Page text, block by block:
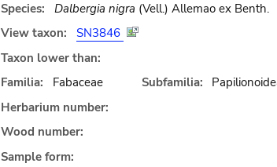
Species: Dalbergia nigra (Vell.) Allemao ex Benth.
View taxon:
SN3846
Taxon lower than:
Familia:
Fabaceae Subfamilia:
Herbarium number:
Wood number:
Sample form: